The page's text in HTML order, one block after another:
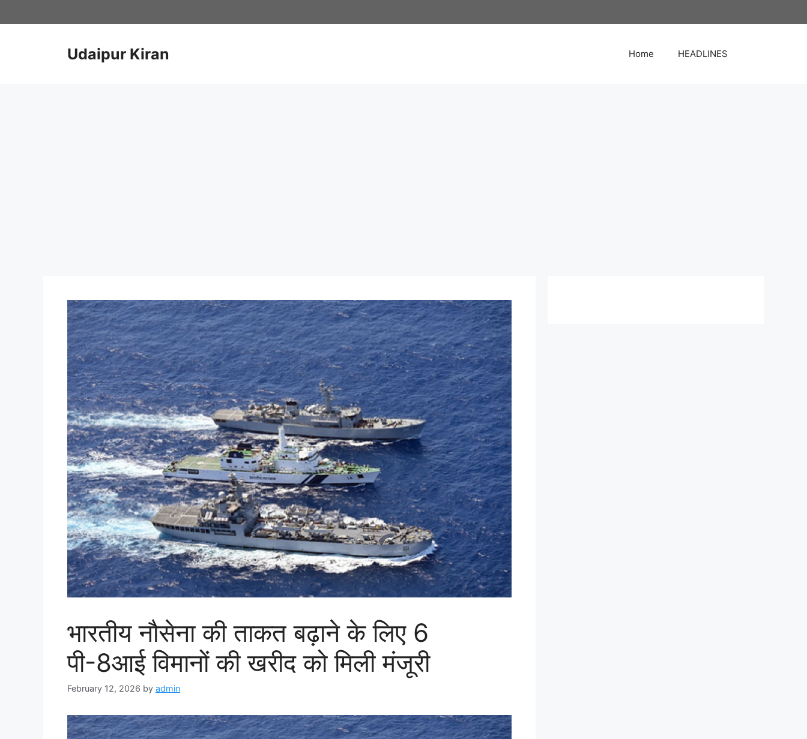
to
Udaipur Kiran Home HEADLINES
भारतीय नौसेना की ताकत बढ़ाने के लिए 6
पी-8आई विमानों की खरीद को मिली मंजूरी
February 12, 2026 by admin